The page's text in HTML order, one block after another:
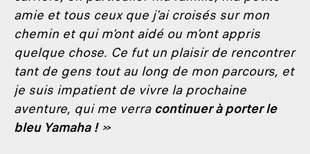
amie et tous ceux que j’ai croisés sur mon
chemin et qui m’ont aidé ou m’ont appris
quelque chose. Ce fut un plaisir de rencontrer
tant de gens tout au long de mon parcours, et
je suis impatient de vivre la prochaine
aventure, qui me verra continuer à porter le
bleu Yamaha !»